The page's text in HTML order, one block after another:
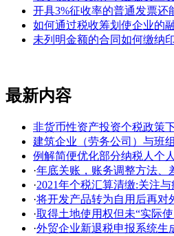
开具3%征收率的普通发票还
如何通过税收筹划使企业的
未列明金额的合同如何缴纳
最新内容
非货币性资产投资个税政策
建筑企业（劳务公司）与班
例解简便优化部分纳税人个
·年底关账，账务调整方法、
·2021年个税汇算清缴:关注
·将开发产品转为自用后再对
·取得土地使用权但未“实际
·外贸企业新退税申报系统生